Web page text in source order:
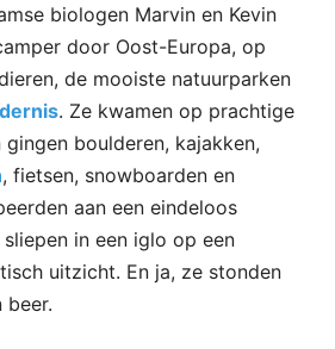
biologen Marvin en Kevin
door Oost-Europa, op
de mooiste natuurparken
. Ze kwamen op prachtige
boulderen, kajakken,
, fietsen, snowboarden en
aan een eindeloos
in een iglo op een
uitzicht. En ja, ze stonden
beer.